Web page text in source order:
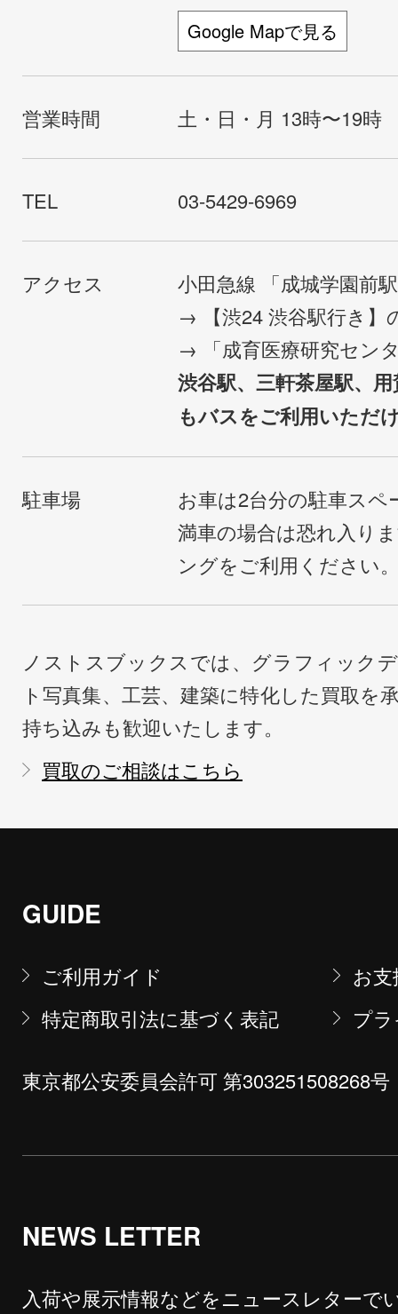
Google Mapで見る
営業時間 土・日・月 13時〜19時
TEL 03-5429-6969
アクセス
小田急線 「成城学園前
→ 【渋24 渋谷駅行き】
→ 「成育医療研究セン
渋谷駅、三軒茶屋駅、
もバスをご利用いただ
駐車場
お車は2台分の駐車ス
満車の場合は恐れ入り
ングをご利用ください
ノストスブックスでは、グラフィック
ト写真集、工芸、建築に特化した買取を
持ち込みも歓迎いたします。
買取のご相談はこちら
GUIDE
ご利用ガイド
お
特定商取引法に基づく表記
プ
東京都公安委員会許可 第303251508268号
NEWS LETTER
入荷や展示情報などをニュースレターで